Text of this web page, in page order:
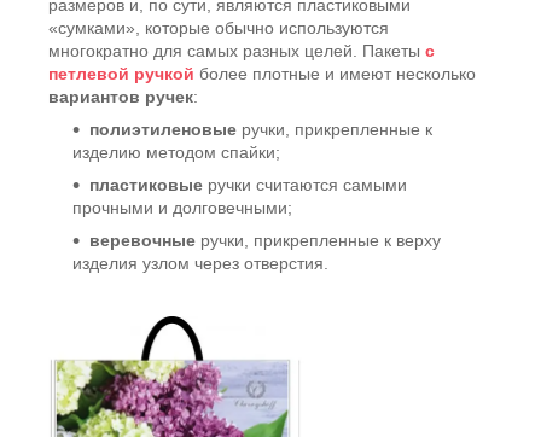
размеров и, по сути, являются пластиковыми
«сумками», которые обычно используются
многократно для самых разных целей. Пакеты с
петлевой ручкой более плотные и имеют несколько
вариантов ручек:
полиэтиленовые ручки, прикрепленные к
изделию методом спайки;
пластиковые ручки считаются самыми
прочными и долговечными;
веревочные ручки, прикрепленные к верху
изделия узлом через отверстия.